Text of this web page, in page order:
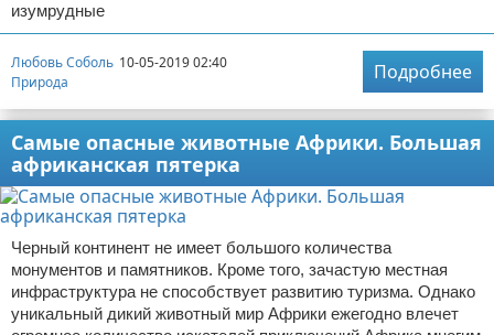
изумрудные
Любовь Соболь 10-05-2019 02:40
Природа
Подробнее
Самые опасные животные Африки. Большая
африканская пятерка
Черный континент не имеет большого количества
монументов и памятников. Кроме того, зачастую местная
инфраструктура не способствует развитию туризма. Однако
уникальный дикий животный мир Африки ежегодно влечет